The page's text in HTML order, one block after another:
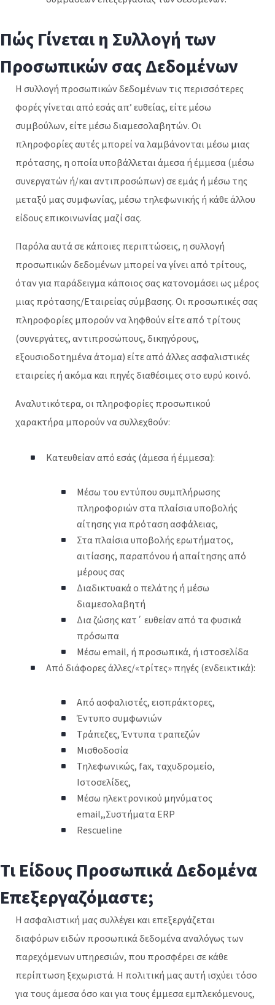
Πώς Γίνεται η Συλλογή των
Προσωπικών σας Δεδομένων
Η συλλογή προσωπικών δεδομένων τις περισσότερες
φορές γίνεται από εσάς απ’ ευθείας, είτε μέσω
συμβούλων, είτε μέσω διαμεσολαβητών. Οι
πληροφορίες αυτές μπορεί να λαμβάνονται μέσω μιας
πρότασης, η οποία υποβάλλεται άμεσα ή έμμεσα (μέσω
συνεργατών ή/και αντιπροσώπων) σε εμάς ή μέσω της
μεταξύ μας συμφωνίας, μέσω τηλεφωνικής ή κάθε άλλου
είδους επικοινωνίας μαζί σας.
Παρόλα αυτά σε κάποιες περιπτώσεις, η συλλογή
προσωπικών δεδομένων μπορεί να γίνει από τρίτους,
όταν για παράδειγμα κάποιος σας κατονομάσει ως μέρος
μιας πρότασης/Εταιρείας σύμβασης. Οι προσωπικές σας
πληροφορίες μπορούν να ληφθούν είτε από τρίτους
(συνεργάτες, αντιπροσώπους, δικηγόρους,
εξουσιοδοτημένα άτομα) είτε από άλλες ασφαλιστικές
εταιρείες ή ακόμα και πηγές διαθέσιμες στο ευρύ κοινό.
Αναλυτικότερα, οι πληροφορίες προσωπικού
χαρακτήρα μπορούν να συλλεχθούν:
Κατευθείαν από εσάς (άμεσα ή έμμεσα):
Μέσω του εντύπου συμπλήρωσης
πληροφοριών στα πλαίσια υποβολής
αίτησης για πρόταση ασφάλειας,
Στα πλαίσια υποβολής ερωτήματος,
αιτίασης, παραπόνου ή απαίτησης από
μέρους σας
Διαδικτυακά ο πελάτης ή μέσω
διαμεσολαβητή
Δια ζώσης κατ΄ ευθείαν από τα φυσικά
πρόσωπα
Μέσω email, ή προσωπικά, ή ιστοσελίδα
Από διάφορες άλλες/«τρίτες» πηγές (ενδεικτικά):
Από ασφαλιστές, εισπράκτορες,
Έντυπο συμφωνιών
Τράπεζες, Έντυπα τραπεζών
Μισθοδοσία
Τηλεφωνικώς, fax, ταχυδρομείο,
Ιστοσελίδες,
Μέσω ηλεκτρονικού μηνύματος
email,,Συστήματα ERP
Rescueline
Τι Είδους Προσωπικά Δεδομένα
Επεξεργαζόμαστε;
Η ασφαλιστική μας συλλέγει και επεξεργάζεται
διαφόρων ειδών προσωπικά δεδομένα αναλόγως των
παρεχόμενων υπηρεσιών, που προσφέρει σε κάθε
περίπτωση ξεχωριστά. Η πολιτική μας αυτή ισχύει τόσο
για τους άμεσα όσο και για τους έμμεσα εμπλεκόμενους,